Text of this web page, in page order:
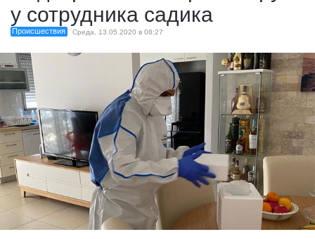
у сотрудника садика
Происшествия Среда, 13.05.2020 в 08:27